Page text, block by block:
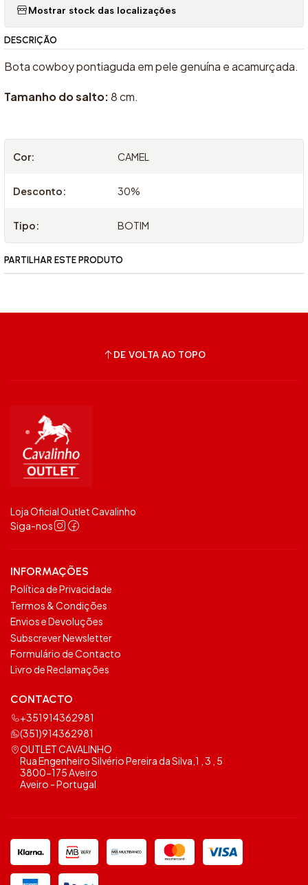
Mostrar stock das localizações
DESCRIÇÃO
Bota cowboy pontiaguda em pele genuína e acamurçada.
Tamanho do salto:8 cm.
Cor: CAMEL
Desconto: 30%
Tipo: BOTIM
PARTILHAR ESTE PRODUTO
DE VOLTA AO TOPO
Loja Oficial Outlet Cavalinho
Siga-nos
INFORMAÇÕES
Política de Privacidade
Termos & Condições
Envios e Devoluções
Subscrever Newsletter
Formulário de Contacto
Livro de Reclamações
CONTACTO
+351914362981
(351)914362981
OUTLET CAVALINHO
Rua Engenheiro Silvério Pereira da Silva,1 , 3 , 5
3800-175 Aveiro
Aveiro - Portugal